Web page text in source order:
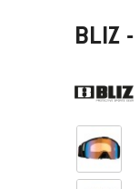
BLIZ -